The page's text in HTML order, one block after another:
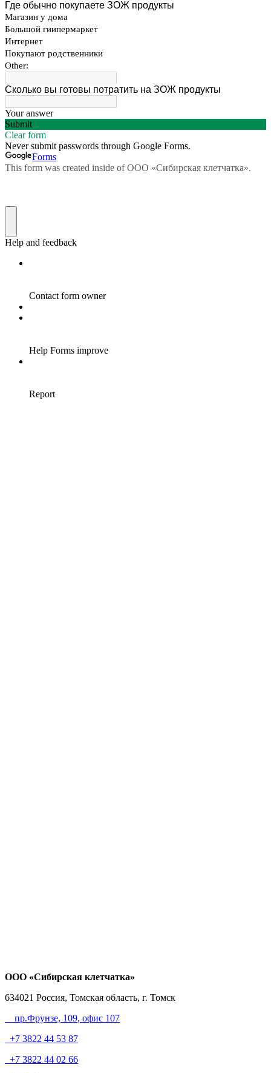
ООО «Сибирская клетчатка»
634021 Россия, Томская область, г. Томск
пр.Фрунзе, 109, офис 107
+7 3822 44 53 87
+7 3822 44 02 66